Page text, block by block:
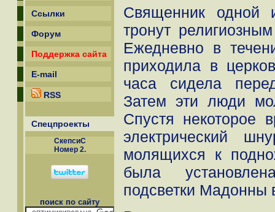
Ссылки
Форум
Поддержка сайта
E-mail
RSS
Спецпроекты
СкепсиС
Номер 2.
поиск по сайту
Священник одной
тронут
Ежедневно в
приходила в
часа сидела
Затем эти люди
Спустя некоторое
электрический
молящихся к
была
подсветки Мадонны